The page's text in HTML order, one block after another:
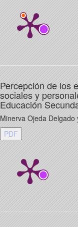
Percepción de los
sociales y
Educación
Minerva Ojeda
PDF